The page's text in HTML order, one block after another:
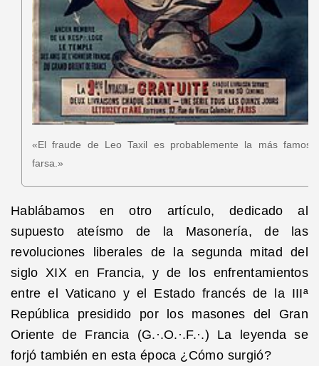
«El fraude de Leo Taxil es probablemente la más famosa
farsa.»
Hablábamos en otro artículo, dedicado al
supuesto ateísmo de la Masonería, de las
revoluciones liberales de la segunda mitad del
siglo XIX en Francia, y de los enfrentamientos
entre el Vaticano y el Estado francés de la IIIª
República presidido por los masones del Gran
Oriente de Francia (G.·.O.·.F.·.) La leyenda se
forjó también en esta época ¿Cómo surgió?